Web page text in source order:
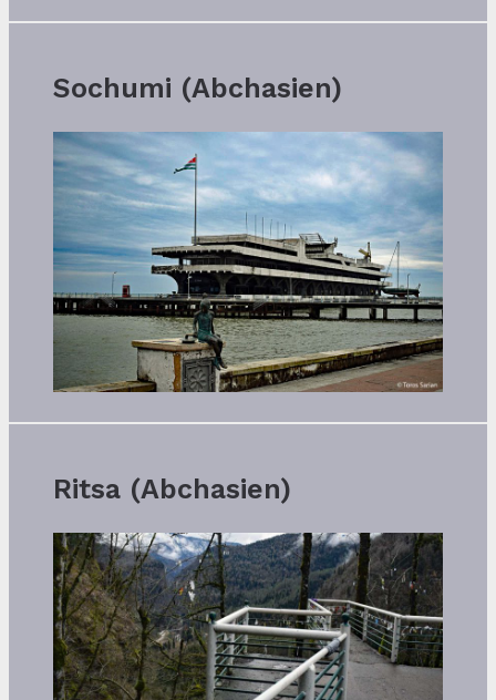
Sochumi (Abchasien)
Ritsa (Abchasien)